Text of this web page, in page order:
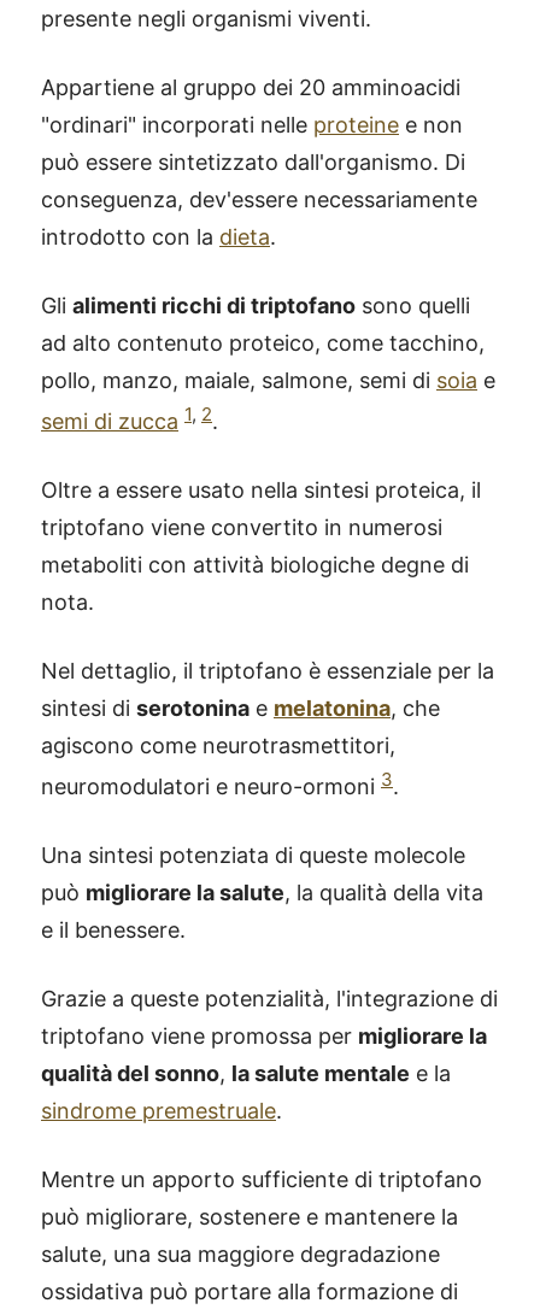
presente negli organismi viventi.
Appartiene al gruppo dei 20 amminoacidi
"ordinari" incorporati nelle proteine e non
può essere sintetizzato dall'organismo. Di
conseguenza, dev'essere necessariamente
introdotto con la dieta.
Gli alimenti ricchi di triptofano sono quelli
ad alto contenuto proteico, come tacchino,
pollo, manzo, maiale, salmone, semi di soia e
semi di zucca 1, 2.
Oltre a essere usato nella sintesi proteica, il
triptofano viene convertito in numerosi
metaboliti con attività biologiche degne di
nota.
Nel dettaglio, il triptofano è essenziale per la
sintesi di serotonina e melatonina, che
agiscono come neurotrasmettitori,
neuromodulatori e neuro-ormoni 3.
Una sintesi potenziata di queste molecole
può migliorare la salute, la qualità della vita
e il benessere.
Grazie a queste potenzialità, l'integrazione di
triptofano viene promossa per migliorare la
qualità del sonno, la salute mentale e la
sindrome premestruale.
Mentre un apporto sufficiente di triptofano
può migliorare, sostenere e mantenere la
salute, una sua maggiore degradazione
ossidativa può portare alla formazione di